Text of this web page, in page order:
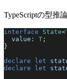
TypeScriptの型推
interface State<
  value
: T ;
}
declare let
declare let